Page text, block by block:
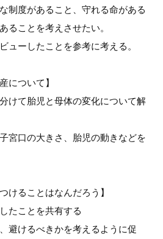
制度があること、守れる命がある
ることを考えさせたい。
ューしたことを参考に考える。
について】
けて胎児と母体の変化について解
宮口の大きさ、胎児の動きなどを
けることはなんだろう】
たことを共有する
避けるべきかを考えるように促